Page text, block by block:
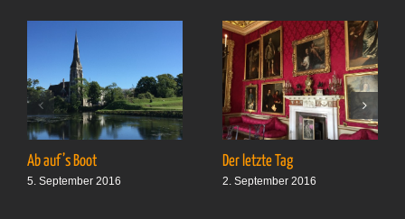
Ab auf’s Boot
5. September 2016
Der letzte Tag
2. September 2016